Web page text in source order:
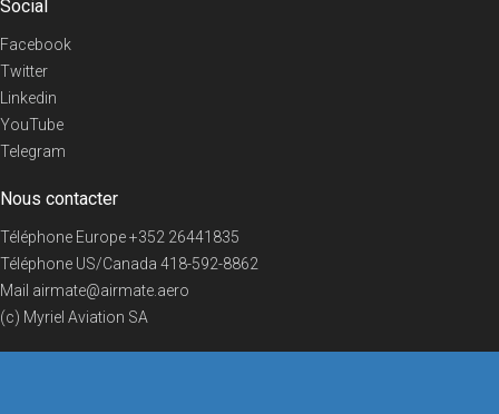
Social
Facebook
Twitter
Linkedin
YouTube
Telegram
Nous contacter
Téléphone Europe+352 26441835
Téléphone US/Canada 418-592-8862
Mail airmate@airmate.aero
(c) Myriel Aviation SA